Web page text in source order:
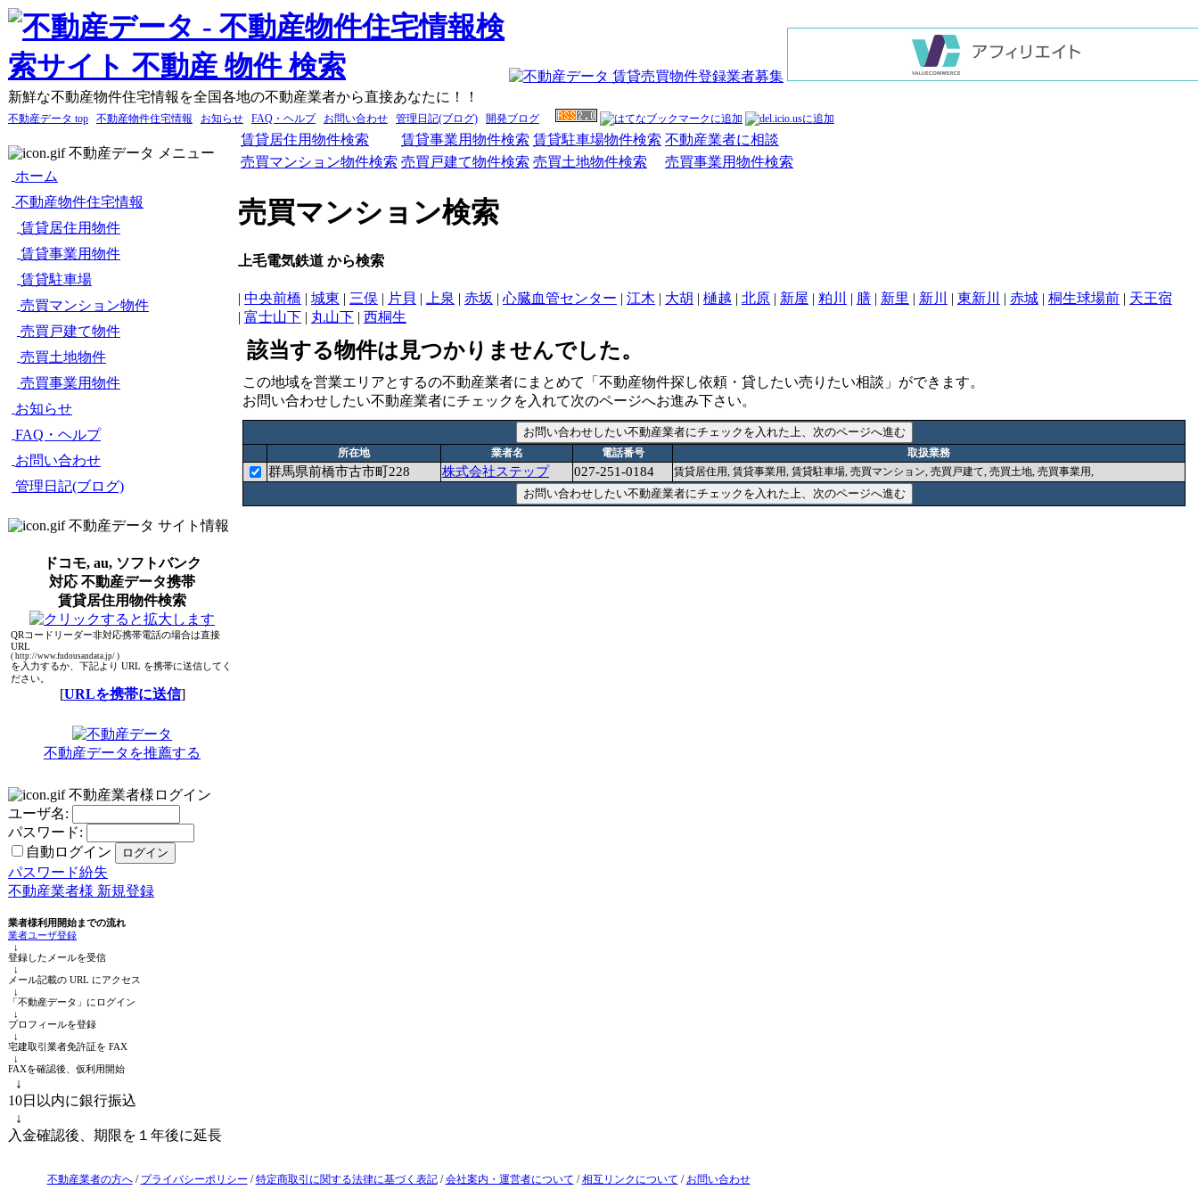
新鮮な不動産物件住宅情報を全国各地の不動産業者から直接あなたに！！
不動産データ top 不動産物件住宅情報 お知らせ FAQ・ヘルプ お問い合わせ 管理日記(ブログ) 開発ブログ
不動産データ メニュー
ホーム
不動産物件住宅情報
賃貸居住用物件
賃貸事業用物件
賃貸駐車場
売買マンション物件
売買戸建て物件
売買土地物件
売買事業用物件
お知らせ
FAQ・ヘルプ
お問い合わせ
管理日記(ブログ)
不動産データ サイト情報
ドコモ, au, ソフトバンク
対応 不動産データ携帯
賃貸居住用物件検索
QRコードリーダー非対応携帯電話の場合は直接
URL
( http://www.fudousandata.jp/ )
を入力するか、下記より URL を携帯に送信してく
ださい。
[URLを携帯に送信]
不動産データを推薦する
不動産業者様ログイン
ユーザ名:
パスワード:
自動ログイン
パスワード紛失
不動産業者様 新規登録
業者様利用開始までの流れ
業者ユーザ登録
↓
登録したメールを受信
↓
メール記載の URL にアクセス
↓
「不動産データ」にログイン
↓
プロフィールを登録
↓
宅建取引業者免許証を FAX
↓
FAXを確認後、仮利用開始
↓
10日以内に銀行振込
↓
入金確認後、期限を１年後に延長
賃貸居住用物件検索 賃貸事業用物件検索 賃貸駐車場物件検索 不動産業者に相談
売買マンション物件検索 売買戸建て物件検索 売買土地物件検索 売買事業用物件検索
売買マンション検索
上毛電気鉄道 から検索
| 中央前橋 | 城東 | 三俣 | 片貝 | 上泉 | 赤坂 | 心臓血管センター | 江木 | 大胡 | 樋越 | 北原 | 新屋 | 粕川 | 膳 | 新里 | 新川 | 東新川 | 赤城 | 桐生球場前 | 天王宿
| 富士山下 | 丸山下 | 西桐生
該当する物件は見つかりませんでした。
この地域を営業エリアとするの不動産業者にまとめて「不動産物件探し依頼・貸したい売りたい相談」ができます。
お問い合わせしたい不動産業者にチェックを入れて次のページへお進み下さい。
所在地 業者名 電話番号 取扱業務
群馬県前橋市古市町228 株式会社ステップ 027-251-0184 賃貸居住用, 賃貸事業用, 賃貸駐車場, 売買マンション, 売買戸建て, 売買土地, 売買事業用,
不動産業者の方へ/ プライバシーポリシー /特定商取引に関する法律に基づく表記/会社案内・運営者について /相互リンクについて / お問い合わせ